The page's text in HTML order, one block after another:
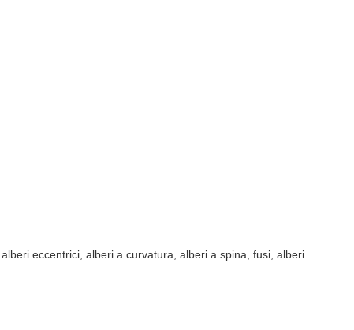
eccentrici, alberi a curvatura, alberi a spina, fusi, alberi